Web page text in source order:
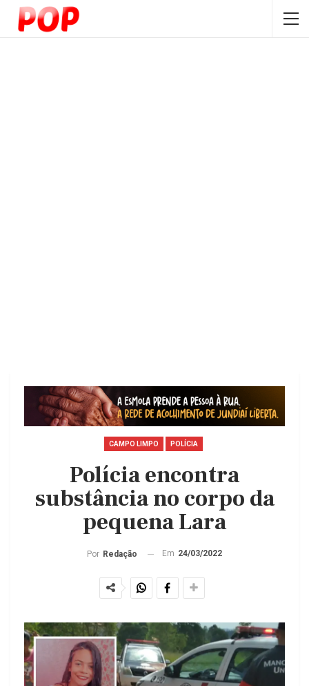
CAMPO LIMPO POLÍCIA
Polícia encontra
substância no corpo da
pequena Lara
Por Redação Em 24/03/2022